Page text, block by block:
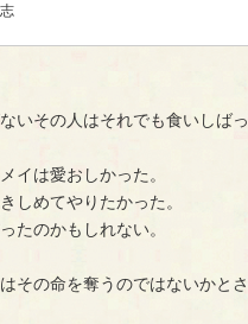
いその人はそれでも食いしばっ
イは愛おしかった。
しめてやりたかった。
たのかもしれない。
その命を奪うのではないかとさ